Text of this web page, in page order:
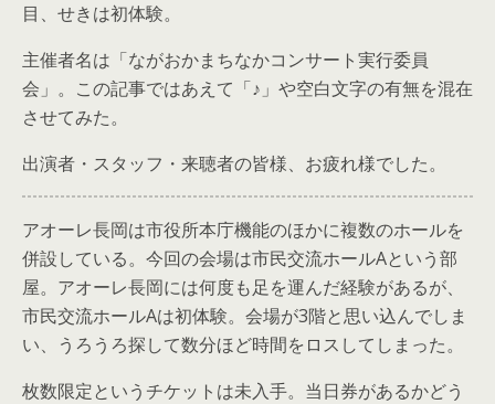
目、せきは初体験。
主催者名は「ながおかまちなかコンサート実行委員
会」。この記事ではあえて「♪」や空白文字の有無を混在
させてみた。
出演者・スタッフ・来聴者の皆様、お疲れ様でした。
アオーレ長岡は市役所本庁機能のほかに複数のホールを
併設している。今回の会場は市民交流ホールAという部
屋。アオーレ長岡には何度も足を運んだ経験があるが、
市民交流ホールAは初体験。会場が3階と思い込んでしま
い、うろうろ探して数分ほど時間をロスしてしまった。
枚数限定というチケットは未入手。当日券があるかどう